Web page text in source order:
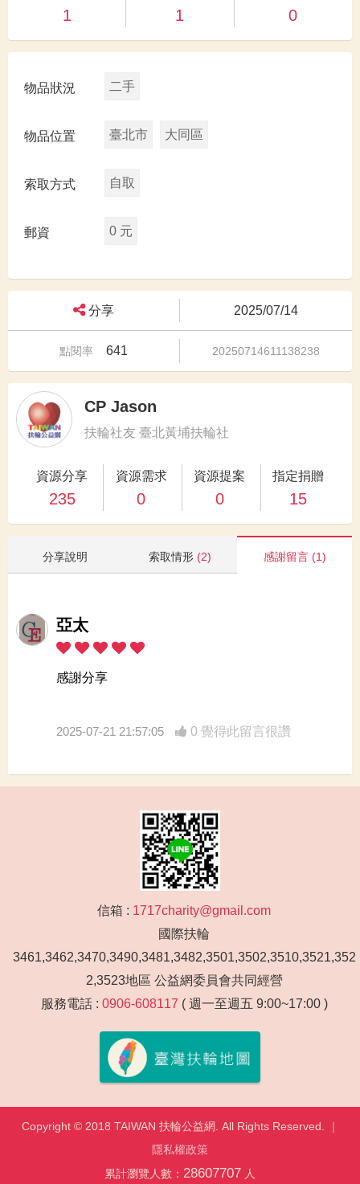
1 1 0
物品狀況 二手
物品位置 臺北市 大同區
索取方式 自取
郵資 0 元
分享 2025/07/14
點閱率 641 20250714611138238
CP Jason
扶輪社友 臺北黃埔扶輪社
資源分享
235
資源需求
0
資源提案
0
指定捐贈
15
分享說明 索取情形 (2) 感謝留言 (1)
亞太
感謝分享
2025-07-21 21:57:05 0 覺得此留言很讚
信箱 : 1717charity@gmail.com
國際扶輪
3461,3462,3470,3490,3481,3482,3501,3502,3510,3521,352
2,3523地區 公益網委員會共同經營
服務電話 : 0906-608117 ( 週一至週五 9:00~17:00 )
Copyright © 2018 TAIWAN 扶輪公益網. All Rights Reserved. ｜
隱私權政策
累計瀏覽人數： 28607707 人